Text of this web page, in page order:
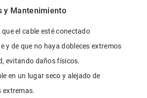
y Mantenimiento
que el cable esté conectado
y de que no haya dobleces extremos
evitando daños físicos.
en un lugar seco y alejado de
extremas.